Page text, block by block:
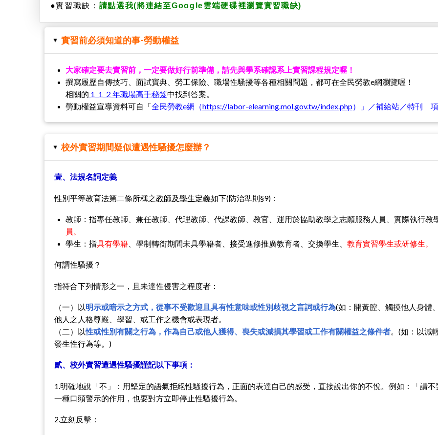
●實習職缺： 請點選我(將連結至Google雲端硬碟裡瀏覽實習職缺)
▸ 實習前必須知道的事-勞動權益
大家確定要去實習前，一定要做好行前準備，請先與學系確認系上實習課程規定喔！
撰寫履歷自傳技巧、面試寶典、勞工保險、職場性騷擾等各種相關問題，都可在全民勞教e網瀏覽喔！
相關的 １１２年職場高手秘笈中找到答案。
勞動權益宣導資料可自「全民勞教e網（https://labor-elearning.mol.gov.tw/index.php）」／補給站／特刊
▸ 校外實習期間疑似遭遇性騷擾怎麼辦？
壹、法規名詞定義
性別平等教育法第二條所稱之教師及學生定義如下(防治準則§9)：
教師：指專任教師、兼任教師、代理教師、代課教師、教官、運用於協助教學之志願服務人員、實際執行教
員 。
學生：指具有學籍、學制轉銜期間未具學籍者、接受進修推廣教育者、交換學生、 教育實習學生或研修生。
何謂性騷擾？
指符合下列情形之一，且未達性侵害之程度者：
（一）以明示或暗示之方式，從事不受歡迎且具有性意味或性別歧視之言詞或行為(如：開黃腔、觸摸他人身體
他人之人格尊嚴、學習、或工作之機會或表現者。
（二）以性或性別有關之行為，作為自己或他人獲得、喪失或減損其學習或工作有關權益之條件者。(如：以減
發生性行為等。)
貳、校外實習遭遇性騷擾謹記以下事項：
1.明確地說「不」：用堅定的語氣拒絕性騷擾行為，正面的表達自己的感受，直接說出你的不悅。例如：「請
一種口頭警示的作用，也要對方立即停止性騷擾行為。
2.立刻反擊：